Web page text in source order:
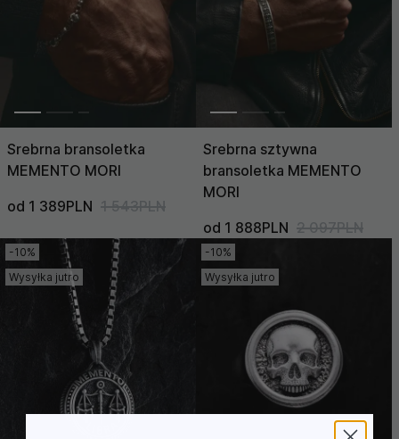
Srebrna bransoletka
MEMENTO MORI
od 1 389PLN 1 543PLN
Srebrna sztywna
bransoletka MEMENTO
MORI
od 1 888PLN 2 097PLN
-10%
Wysyłka jutro
-10%
Wysyłka jutro